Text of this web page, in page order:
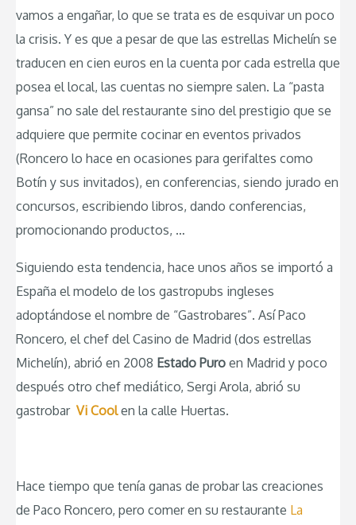
vamos a engañar, lo que se trata es de esquivar un poco
la crisis. Y es que a pesar de que las estrellas Michelín se
traducen en cien euros en la cuenta por cada estrella que
posea el local, las cuentas no siempre salen. La “pasta
gansa” no sale del restaurante sino del prestigio que se
adquiere que permite cocinar en eventos privados
(Roncero lo hace en ocasiones para gerifaltes como
Botín y sus invitados), en conferencias, siendo jurado en
concursos, escribiendo libros, dando conferencias,
promocionando productos, …
Siguiendo esta tendencia, hace unos años se importó a
España el modelo de los gastropubs ingleses
adoptándose el nombre de “Gastrobares”. Así Paco
Roncero, el chef del Casino de Madrid (dos estrellas
Michelín), abrió en 2008 Estado Puro en Madrid y poco
después otro chef mediático, Sergi Arola, abrió su
gastrobar Vi Coolen la calle Huertas.
Hace tiempo que tenía ganas de probar las creaciones
de Paco Roncero, pero comer en su restaurante La